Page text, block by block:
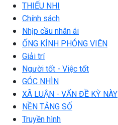
THIẾU NHI
Chính sách
Nhịp cầu nhân ái
ỐNG KÍNH PHÓNG VIÊN
Giải trí
Người tốt - Việc tốt
GÓC NHÌN
XÃ LUẬN - VẤN ĐỀ KỲ NÀY
NỀN TẢNG SỐ
Truyền hình